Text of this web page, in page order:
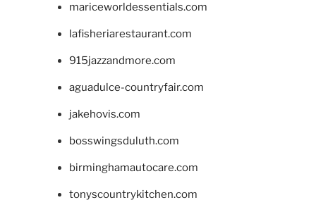
mariceworldessentials.com
lafisheriarestaurant.com
915jazzandmore.com
aguadulce-countryfair.com
jakehovis.com
bosswingsduluth.com
birminghamautocare.com
tonyscountrykitchen.com